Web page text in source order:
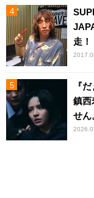
走！
『
鎮西
せん